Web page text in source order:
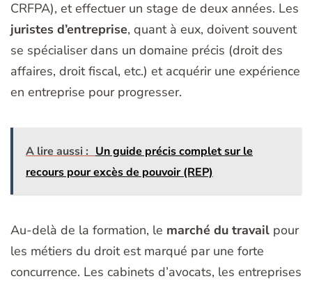
CRFPA), et effectuer un stage de deux années. Les
juristes d’entreprise, quant à eux, doivent souvent
se spécialiser dans un domaine précis (droit des
affaires, droit fiscal, etc.) et acquérir une expérience
en entreprise pour progresser.
A lire aussi : Un guide précis complet sur le
recours pour excès de pouvoir (REP)
Au-delà de la formation, le marché du travail pour
les métiers du droit est marqué par une forte
concurrence. Les cabinets d’avocats, les entreprises